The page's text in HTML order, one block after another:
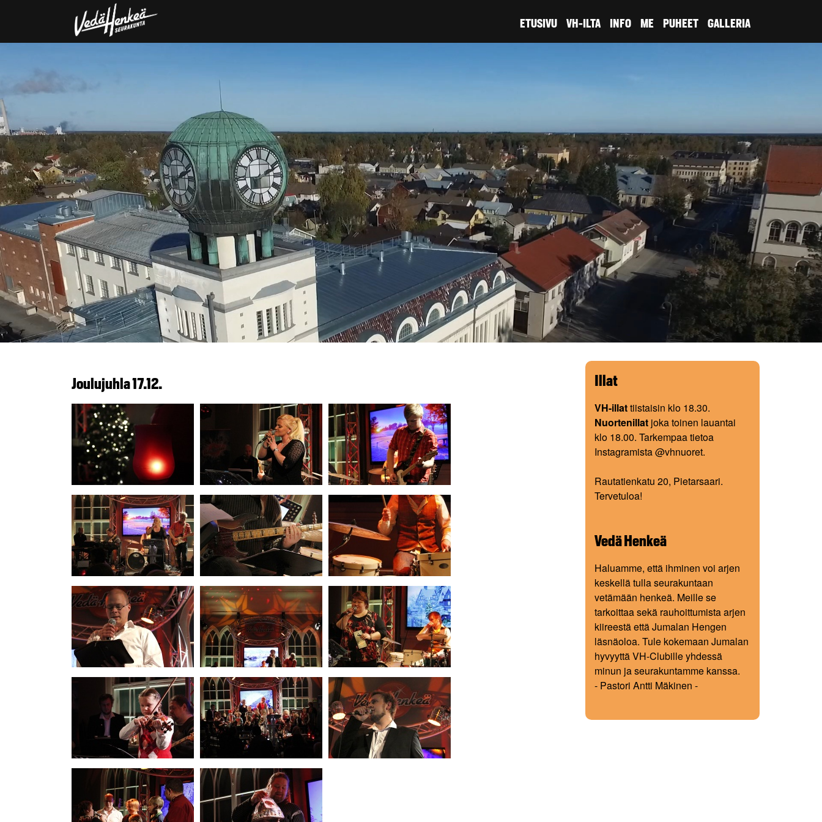
ETUSIVU VH-ILTA INFO ME PUHEET GALLERIA
Joulujuhla 17.12. Illat
VH-illattiistaisin klo 18.30.
Nuortenillat joka toinen lauantai
klo 18.00. Tarkempaa tietoa
Instagramista @vhnuoret.
Rautatienkatu 20, Pietarsaari.
Tervetuloa!
Vedä Henkeä
Haluamme, että ihminen voi arjen
keskellä tulla seurakuntaan
vetämään henkeä. Meille se
tarkoittaa sekä rauhoittumista arjen
kiireestä että Jumalan Hengen
läsnäoloa. Tule kokemaan Jumalan
hyvyyttä VH-Clubille yhdessä
minun ja seurakuntamme kanssa.
- Pastori Antti Mäkinen -